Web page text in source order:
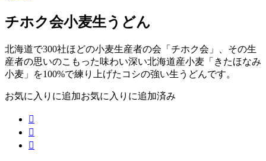
チホク会小麦生うどん
北海道で300社ほどの小麦生産者の会「チホク会」、その生
産者の思いのこもった味わい深い北海道産小麦「きたほなみ
小麦」を100%で練り上げたコシの強い生うどんです。
お気に入りに追加お気に入りに追加済み


